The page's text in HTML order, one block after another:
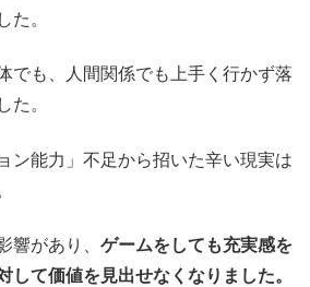
た。
でも、人間関係でも上手く行かず落
た。
ン能力」不足から招いた辛い現実は
響があり、 ゲームをしても充実感を
して価値を見出せなくなりました。